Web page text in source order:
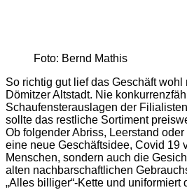
Foto: Bernd Mathis
So richtig gut lief das Geschäft wohl
Dömitzer Altstadt. Nie
Schaufensterauslagen der
sollte das restliche Sortiment
Ob folgender Abriss, Leerstand
eine neue Geschäftsidee, Covid 19
Menschen, sondern auch die
alten nachbarschaftlichen
„Alles billiger“-Kette und uniformiert